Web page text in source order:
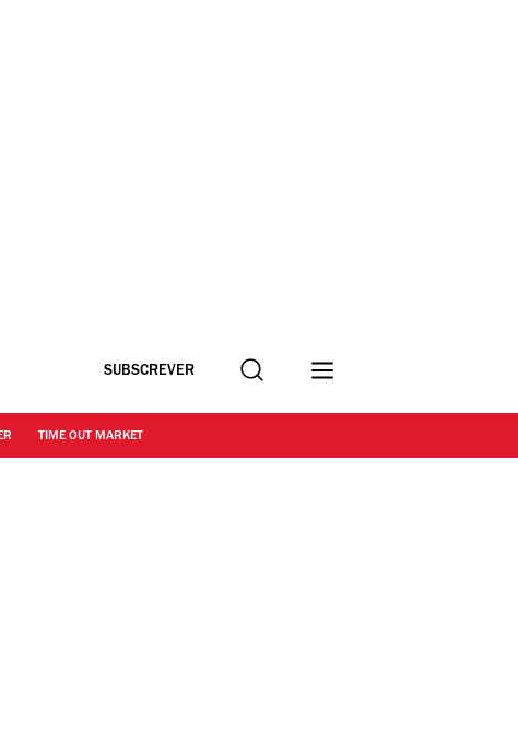
SUBSCREVER Procurar
TIME OUT MARKET